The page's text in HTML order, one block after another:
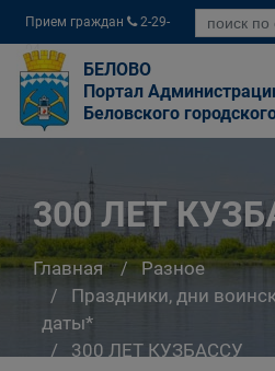
Прием граждан
2-29-
04
БЕЛОВО
Портал
Беловского
300 ЛЕТ
Главная
Разное
Праздники, дни
даты*
300 ЛЕТ КУЗБАССУ